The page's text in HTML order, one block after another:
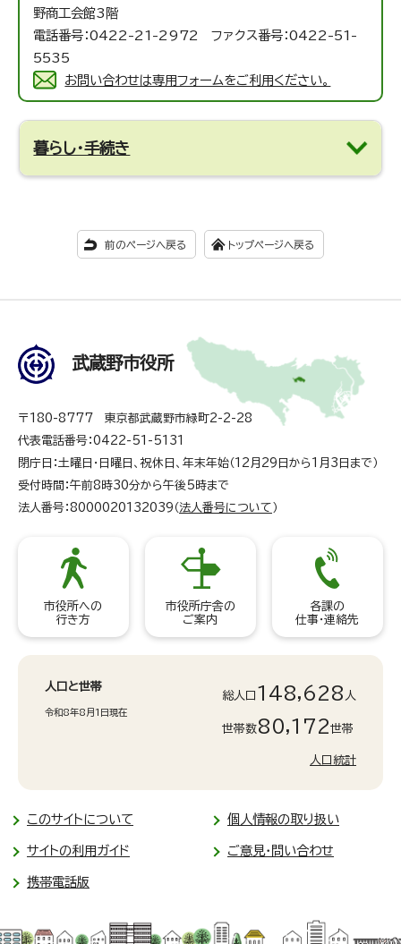
野商工会館3階
電話番号：0422-21-2972 ファクス番号：0422-51-
5535
お問い合わせは専用フォームをご利用ください。
暮らし・手続き
前のページへ戻る トップページへ戻る
武蔵野市役所
〒180-8777 東京都武蔵野市緑町2-2-28
代表電話番号：0422-51-5131
閉庁日：土曜日・日曜日、祝休日、年末年始（12月29日から1月3日まで）
受付時間：午前8時30分から午後5時まで
法人番号：8000020132039（ 法人番号について ）
市役所への
行き方
市役所庁舎の
ご案内
各課の
仕事・連絡先
人口と世帯
令和8年8月1日現在
総人口 148,628 人
世帯数80,172世帯
人口統計
このサイトについて 個人情報の取り扱い
サイトの利用ガイド ご意見・問い合わせ
携帯電話版